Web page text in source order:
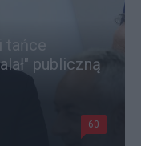
tańce
publiczną
60